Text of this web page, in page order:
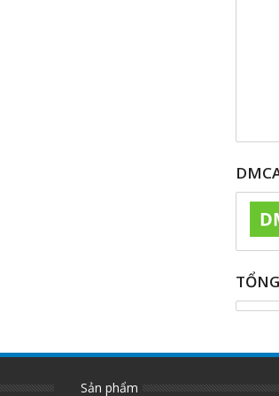
Sản phẩm